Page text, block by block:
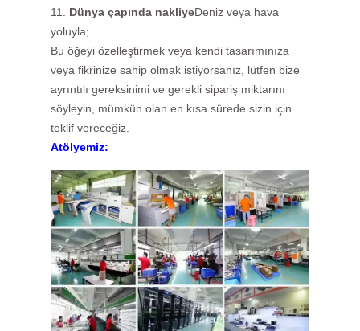
11. Dünya çapında nakliyeDeniz veya hava
yoluyla;
Bu öğeyi özelleştirmek veya kendi tasarımınıza
veya fikrinize sahip olmak istiyorsanız, lütfen bize
ayrıntılı gereksinimi ve gerekli sipariş miktarını
söyleyin, mümkün olan en kısa sürede sizin için
teklif vereceğiz.
Atölyemiz: